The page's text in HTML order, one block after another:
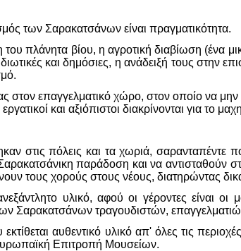
των Σαρακατσάνων είναι πραγματικότητα.
πλάνητα βίου, η αγροτική διαβίωση (ένα
και δημόσιες, η ανάδειξή τους στην
στον επαγγελματικό χώρο, στον οποίο να
και αξιόπιστοι διακρίνονται για το
στις πόλεις και τα χωριά, σαρανταπέντε
παράδοση και να αντισταθούν
τους χορούς στους νέους, διατηρώντας
υλικό, αφού οι γέροντες είναι οι
Σαρακατσάνων τραγουδιστών,
αυθεντικό υλικό απ' όλες τις
Επιτροπή Μουσείων.